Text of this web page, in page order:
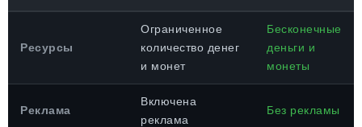
Ресурсы
Ограниченное
количество денег
и монет
Бесконечные
деньги и
монеты
Реклама
Включена
реклама
Без рекламы